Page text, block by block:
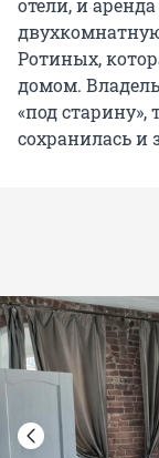
отели, и
Ротиных,
домом.
«под старину»,
сохранилась и